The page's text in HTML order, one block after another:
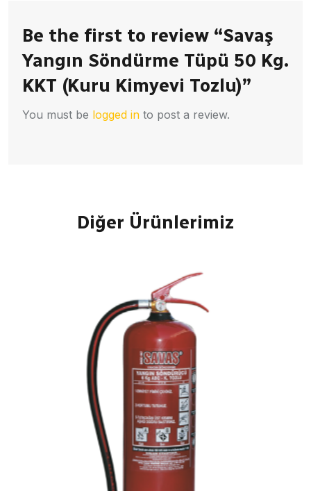
Be the first to review “Savaş
Yangın Söndürme Tüpü 50 Kg.
KKT (Kuru Kimyevi Tozlu)”
You must be logged in to post a review.
Diğer Ürünlerimiz